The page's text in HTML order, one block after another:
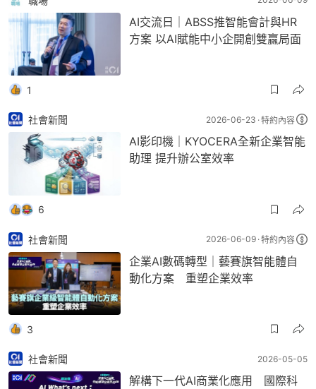
AI交流日｜ABSS推智能會計與HR
方案 以AI賦能中小企開創雙贏局面
1
社會新聞 2026-06-23 特約內容
AI影印機｜KYOCERA全新企業智能
助理 提升辦公室效率
6
社會新聞 2026-06-09 特約內容
企業AI數碼轉型｜藝賽旗智能體自
動化方案 重塑企業效率
3
社會新聞 2026-05-05
解構下一代AI商業化應用 國際科